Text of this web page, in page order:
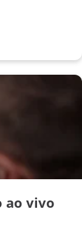
ao vivo